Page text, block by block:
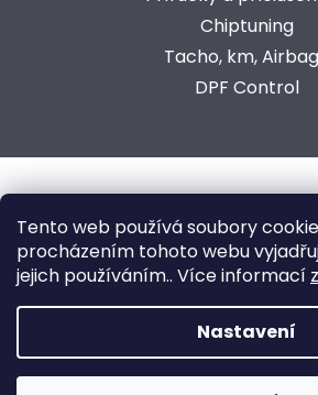
Tento web používá soubory
procházením tohoto webu
jejich používáním.. Více informací
Nastavení
Chiptuning
Tacho, km,
DPF Control
vyhrazena.
Vytvořeno ve spolupráci s
ZEST BRAND.